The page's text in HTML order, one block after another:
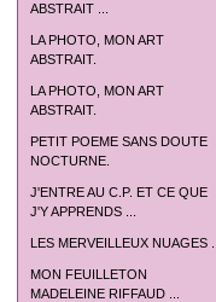
ABSTRAIT ...
LA PHOTO, MON ART
ABSTRAIT.
LA PHOTO, MON ART
ABSTRAIT.
PETIT POEME SANS DOUTE
NOCTURNE.
J'ENTRE AU C.P. ET CE QUE
J'Y APPRENDS ...
LES MERVEILLEUX NUAGES ...
MON FEUILLETON
MADELEINE RIFFAUD ...